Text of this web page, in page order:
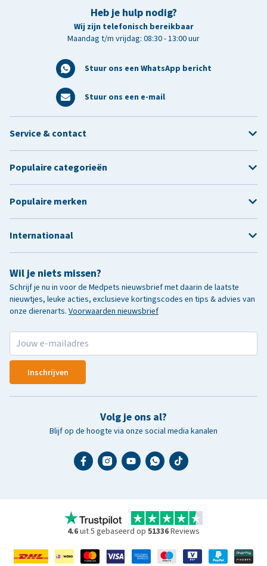
Heb je hulp nodig?
Wij zijn telefonisch bereikbaar
Maandag t/m vrijdag: 08:30 - 13:00 uur
Stuur ons een WhatsApp bericht
Stuur ons een e-mail
Wil je niets missen?
Schrijf je nu in voor de Medpets nieuwsbrief met daarin de laatste
nieuwtjes, leuke acties, exclusieve kortingscodes en tips & advies van
onze dierenarts. Voorwaarden nieuwsbrief
Inschrijven
Volg je ons al?
Blijf op de hoogte via onze social media kanalen
Service & contact
Populaire categorieën
Populaire merken
Internationaal
4.6uit 5 gebaseerd op 51336Reviews